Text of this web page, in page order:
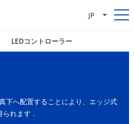
JP
LEDコントローラー
下へ配置することにより、エッジ式
られます .